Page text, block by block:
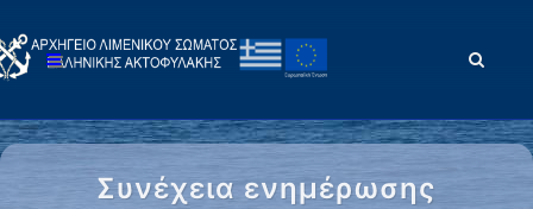
Συνέχεια ενημέρωσης